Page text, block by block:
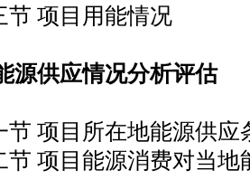
目用能情况
源供应情况分析评估
所在地能源供应条
能源消费对当地能